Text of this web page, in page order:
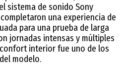
sistema de sonido Sony
una experiencia de
para una prueba de larga
jornadas intensas y múltiples
interior fue uno de los
modelo.